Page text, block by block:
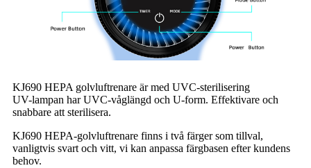
KJ690 HEPA golvluftrenare är med UVC-sterilisering
UV-lampan har UVC-våglängd och U-form. Effektivare och
snabbare att sterilisera.
KJ690 HEPA-golvluftrenare finns i två färger som tillval,
vanligtvis svart och vitt, vi kan anpassa färgbasen efter kundens
behov.